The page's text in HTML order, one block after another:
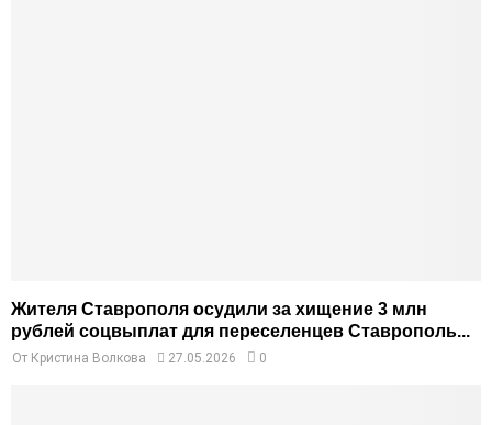
Жителя Ставрополя осудили за хищение 3 млн
рублей соцвыплат для переселенцев Ставрополь...
От Кристина Волкова 27.05.2026 0